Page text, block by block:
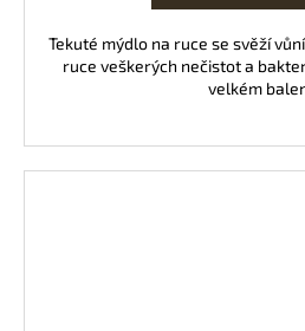
Tekuté mýdlo na ruce se svěží
ruce veškerých nečistot a
velkém